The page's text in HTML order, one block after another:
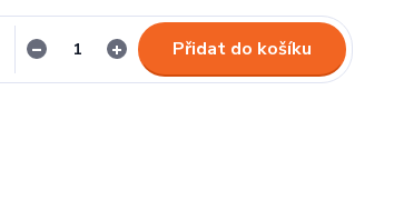
Přidat do košíku